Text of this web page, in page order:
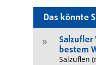
Das könnte
9
bestem
Salzuflen